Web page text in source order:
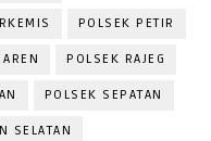
POLSEK PETIR
POLSEK RAJEG
POLSEK SEPATAN
SELATAN